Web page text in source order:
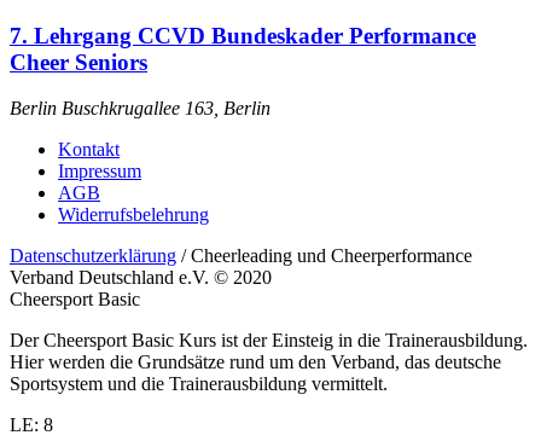
7. Lehrgang CCVD Bundeskader Performance
Cheer Seniors
Berlin Buschkrugallee 163, Berlin
Kontakt
Impressum
AGB
Widerrufsbelehrung
Datenschutzerklärung / Cheerleading und Cheerperformance
Verband Deutschland e.V. © 2020
Cheersport Basic
Der Cheersport Basic Kurs ist der Einsteig in die Trainerausbildung.
Hier werden die Grundsätze rund um den Verband, das deutsche
Sportsystem und die Trainerausbildung vermittelt.
LE: 8